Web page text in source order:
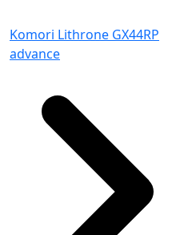
Komori Lithrone GX44RP
advance